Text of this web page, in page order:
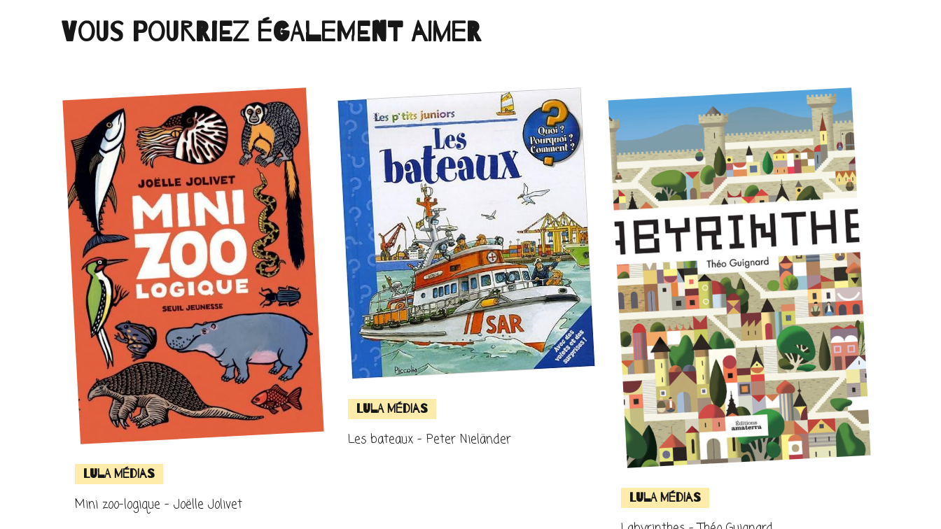
Vous pourriez également aimer
Lula Médias
Mini zoo-logique – Joëlle Jolivet
Lula Médias
Les bateaux – Peter Nieländer
Lula Médias